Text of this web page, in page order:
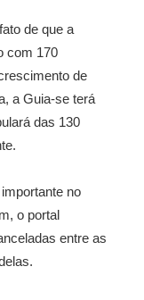
de que a
com 170
de
a Guia-­se terá
das 130
no
o portal
entre as